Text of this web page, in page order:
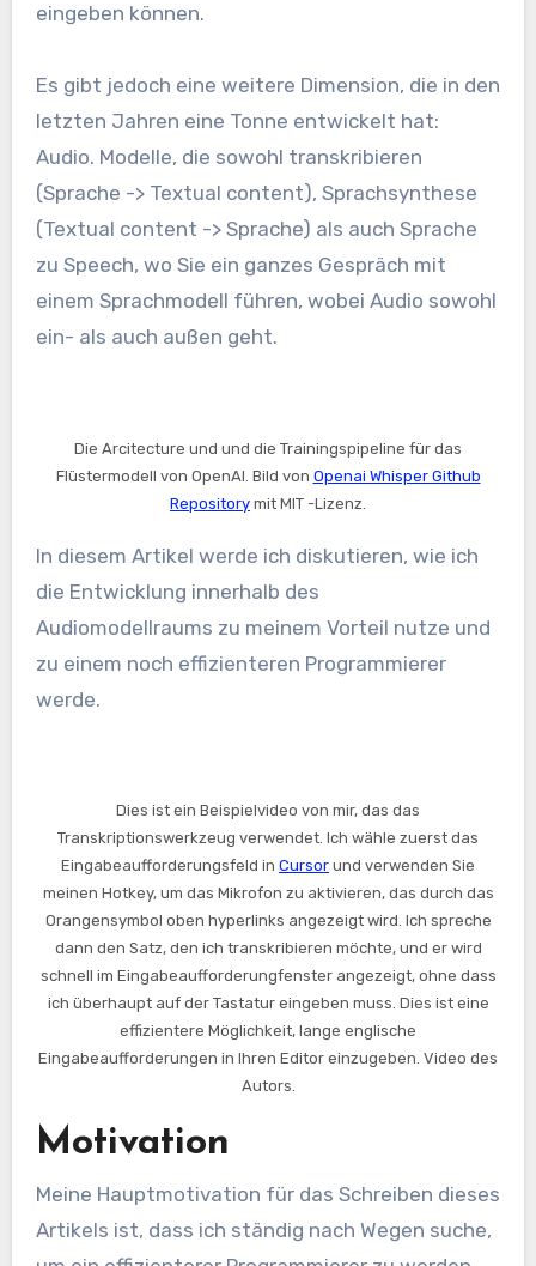
eingeben können.
Es gibt jedoch eine weitere Dimension, die in den
letzten Jahren eine Tonne entwickelt hat:
Audio. Modelle, die sowohl transkribieren
(Sprache -> Textual content), Sprachsynthese
(Textual content -> Sprache) als auch Sprache
zu Speech, wo Sie ein ganzes Gespräch mit
einem Sprachmodell führen, wobei Audio sowohl
ein- als auch außen geht.
Die Arcitecture und und die Trainingspipeline für das
Flüstermodell von OpenAI. Bild von Openai Whisper Github
Repository mit MIT -Lizenz.
In diesem Artikel werde ich diskutieren, wie ich
die Entwicklung innerhalb des
Audiomodellraums zu meinem Vorteil nutze und
zu einem noch effizienteren Programmierer
werde.
Dies ist ein Beispielvideo von mir, das das
Transkriptionswerkzeug verwendet. Ich wähle zuerst das
Eingabeaufforderungsfeld in Cursor und verwenden Sie
meinen Hotkey, um das Mikrofon zu aktivieren, das durch das
Orangensymbol oben hyperlinks angezeigt wird. Ich spreche
dann den Satz, den ich transkribieren möchte, und er wird
schnell im Eingabeaufforderungfenster angezeigt, ohne dass
ich überhaupt auf der Tastatur eingeben muss. Dies ist eine
effizientere Möglichkeit, lange englische
Eingabeaufforderungen in Ihren Editor einzugeben. Video des
Autors.
Motivation
Meine Hauptmotivation für das Schreiben dieses
Artikels ist, dass ich ständig nach Wegen suche,